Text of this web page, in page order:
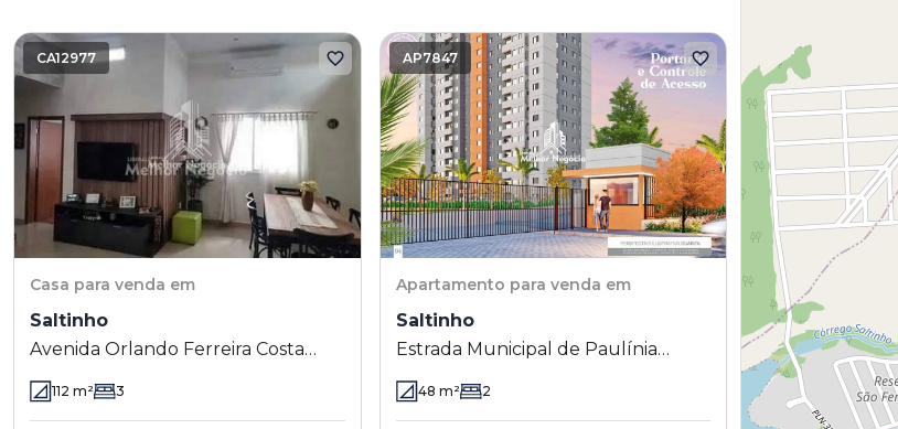
CA12977
Casa para venda em
Saltinho
Avenida Orlando Ferreira Costa
112 m² 3
AP7847
Apartamento para venda em
Saltinho
Estrada Municipal de Paulínia
Paulínia - SP
48 m² 2